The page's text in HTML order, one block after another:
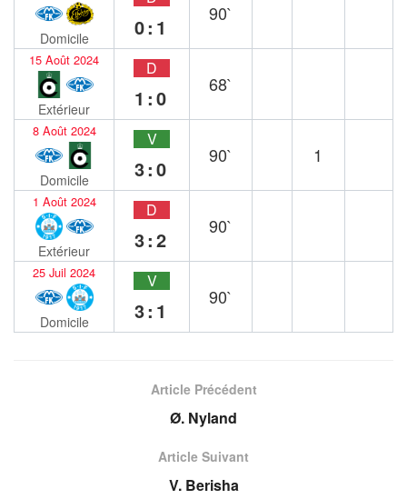
Domicile 0:1
90`
15 Août 2024
Extérieur
D
1:0
68`
8 Août 2024
Domicile
V
3:0
90` 1
1 Août 2024
Extérieur
D
3:2
90`
25 Juil 2024
Domicile
V
3:1
90`
Article Précédent
Ø. Nyland
Article Suivant
V. Berisha